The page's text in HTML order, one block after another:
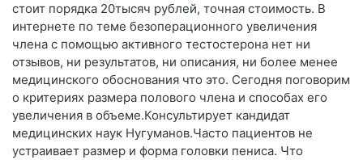
стоит порядка 20тысяч рублей, точная стоимость. В
интернете по теме безоперационного увеличения
члена с помощью активного тестостерона нет ни
отзывов, ни результатов, ни описания, ни более менее
медицинского обоснования что это. Сегодня поговорим
о критериях размера полового члена и способах его
увеличения в объеме.Консультирует кандидат
медицинских наук Нугуманов.Часто пациентов не
устраивает размер и форма головки пениса. Что